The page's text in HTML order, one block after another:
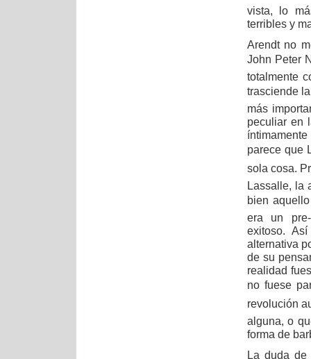
vista, lo
terribles y
Arendt no
John Peter
totalmente
trasciende la
más
peculiar en
parece que
sola cosa.
Lassalle, la
bien aquello
era un
exitoso.
alternativa
de su
realidad
no fuese
revolución
alguna, o
forma de
La duda de